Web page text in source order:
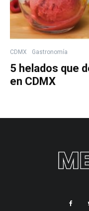
CDMX Gastronomía
5 helados que
en CDMX